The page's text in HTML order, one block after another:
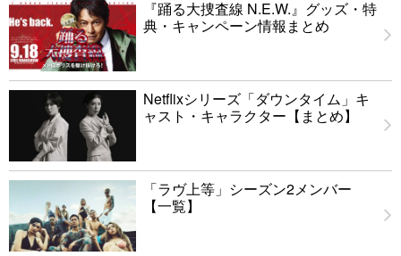
『踊る大捜査線 N.E.W.』グッズ・特
典・キャンペーン情報まとめ
Netflixシリーズ「ダウンタイム」キ
ャスト・キャラクター【まとめ】
「ラヴ上等」シーズン2メンバー
【一覧】